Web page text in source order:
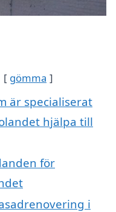
gömma
är specialiserat
hjälpa till
för
i